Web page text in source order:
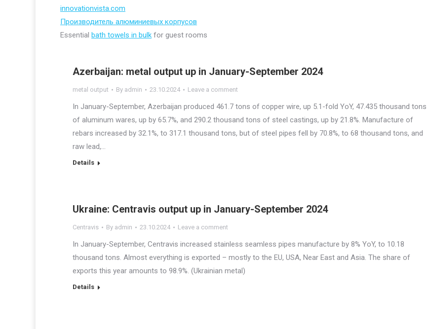
innovationvista.com
Производитель алюминиевых корпусов
Essential bath towels in bulk for guest rooms
Azerbaijan: metal output up in January-September 2024
metal output By admin 23.10.2024 Leave a comment
In January-September, Azerbaijan produced 461.7 tons of copper wire, up 5.1-fold YoY, 47.435 thousand tons
of aluminum wares, up by 65.7%, and 290.2 thousand tons of steel castings, up by 21.8%. Manufacture of
rebars increased by 32.1%, to 317.1 thousand tons, but of steel pipes fell by 70.8%, to 68 thousand tons, and
raw lead,…
Details
Ukraine: Centravis output up in January-September 2024
Centravis By admin 23.10.2024 Leave a comment
In January-September, Centravis increased stainless seamless pipes manufacture by 8% YoY, to 10.18
thousand tons. Almost everything is exported – mostly to the EU, USA, Near East and Asia. The share of
exports this year amounts to 98.9%. (Ukrainian metal)
Details